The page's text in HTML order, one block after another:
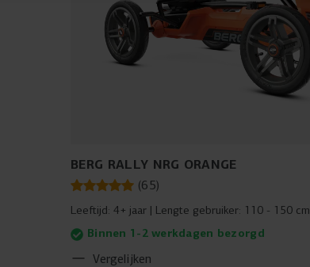
BERG RALLY NRG ORANGE
(65)
Leeftijd: 4+ jaar Lengte gebruiker: 110 - 150 cm
Binnen 1-2 werkdagen bezorgd
Vergelijken